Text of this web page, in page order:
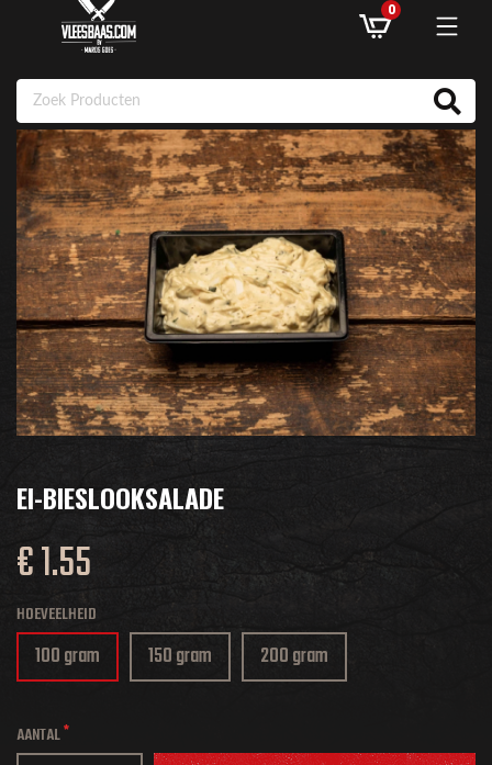
ASSORTIMENT
AANBIEDINGEN
RECEPTEN
KLANTENSERVICE
INLOGGEN
0
EI-BIESLOOKSALADE
€ 1.55
HOEVEELHEID
100 gram 150 gram 200 gram
AANTAL